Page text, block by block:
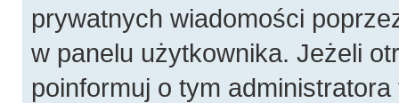
prywatnych wiadomości
w panelu użytkownika. Jeżeli
poinformuj o tym